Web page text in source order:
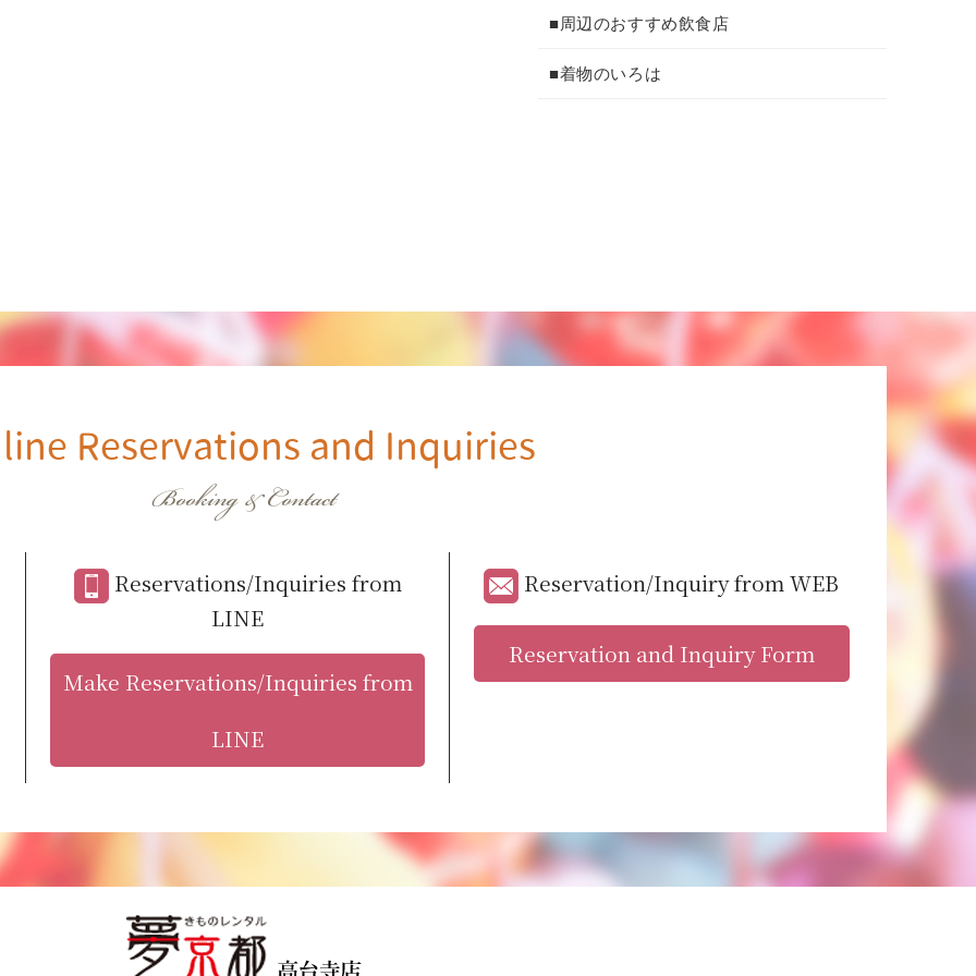
■周辺のおすすめ飲食店
■着物のいろは
Reservations and Inquiries
Booking & Contact
Reservations/Inquiries from
LINE
Make Reservations/Inquiries from
LINE
Reservation/Inquiry from WEB
Reservation and Inquiry Form